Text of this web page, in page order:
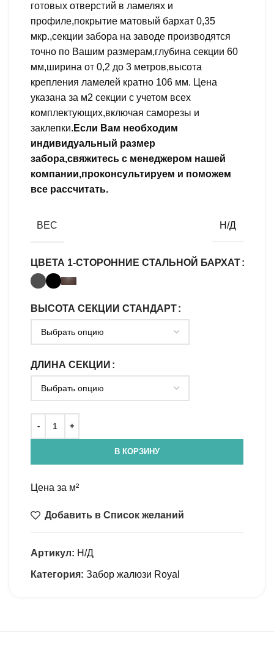
готовых отверстий в ламелях и
профиле,покрытие матовый бархат 0,35
мкр.,секции забора на заводе производятся
точно по Вашим размерам,глубина секции 60
мм,ширина от 0,2 до 3 метров,высота
крепления ламелей кратно 106 мм. Цена
указана за м2 секции с учетом всех
комплектующих,включая саморезы и
заклепки. Если Вам необходим
индивидуальный размер
забора,свяжитесь с менеджером нашей
компании,проконсультируем и поможем
все рассчитать.
ВЕС Н/Д
ЦВЕТА 1-СТОРОННИЕ СТАЛЬНОЙ БАРХАТ
ВЫСОТА СЕКЦИИ СТАНДАРТ
ДЛИНА СЕКЦИИ
В КОРЗИНУ
Цена за м²
Добавить в Список желаний
Артикул: Н/Д
Категория: Забор жалюзи Royal